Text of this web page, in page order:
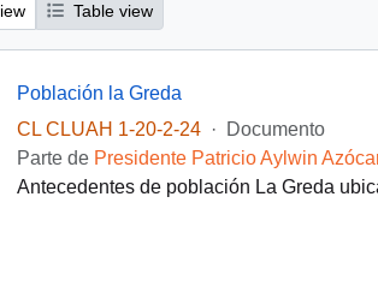
Table view
Población la Greda
CL CLUAH 1-20-2-24
·
Documento
Parte de Presidente Patricio Aylwin
Antecedentes de población La Greda